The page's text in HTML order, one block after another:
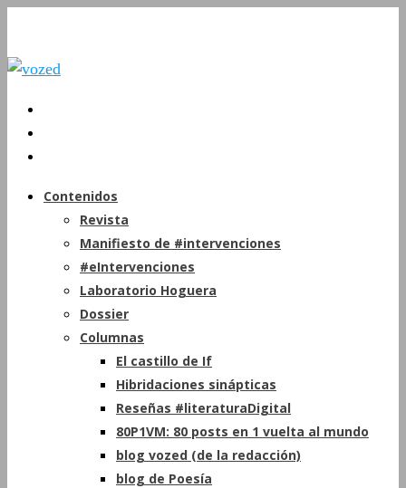
Contenidos
Revista
Manifiesto de #intervenciones
#eIntervenciones
Laboratorio Hoguera
Dossier
Columnas
El castillo de If
Hibridaciones sinápticas
Reseñas #literaturaDigital
80P1VM: 80 posts en 1 vuelta al mundo
blog vozed (de la redacción)
blog de Poesía